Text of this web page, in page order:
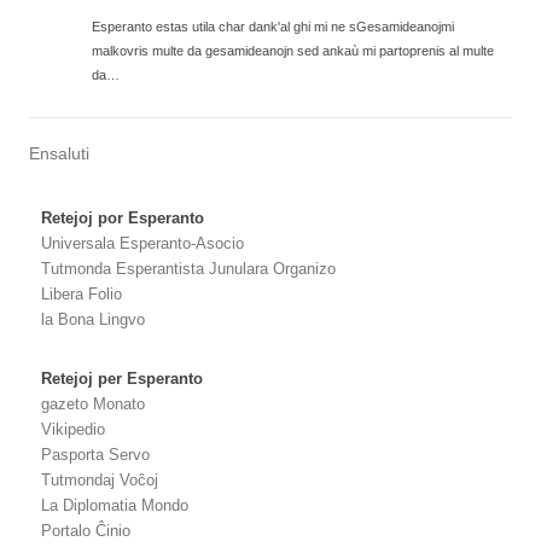
Esperanto estas utila char dank'al ghi mi ne sGesamideanojmi
malkovris multe da gesamideanojn sed ankaù mi partoprenis al multe
da…
Ensaluti
Retejoj por Esperanto
Universala Esperanto-Asocio
Tutmonda Esperantista Junulara Organizo
Libera Folio
la Bona Lingvo
Retejoj per Esperanto
gazeto Monato
Vikipedio
Pasporta Servo
Tutmondaj Voĉoj
La Diplomatia Mondo
Portalo Ĉinio